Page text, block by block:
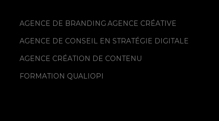
AGENCE DE BRANDING AGENCE CRÉATIVE
AGENCE DE CONSEIL EN STRATÉGIE DIGITALE
AGENCE CRÉATION DE CONTENU
FORMATION QUALIOPI